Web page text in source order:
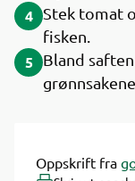
4 Stek tomat
fisken.
5 Bland
Oppskrift fra